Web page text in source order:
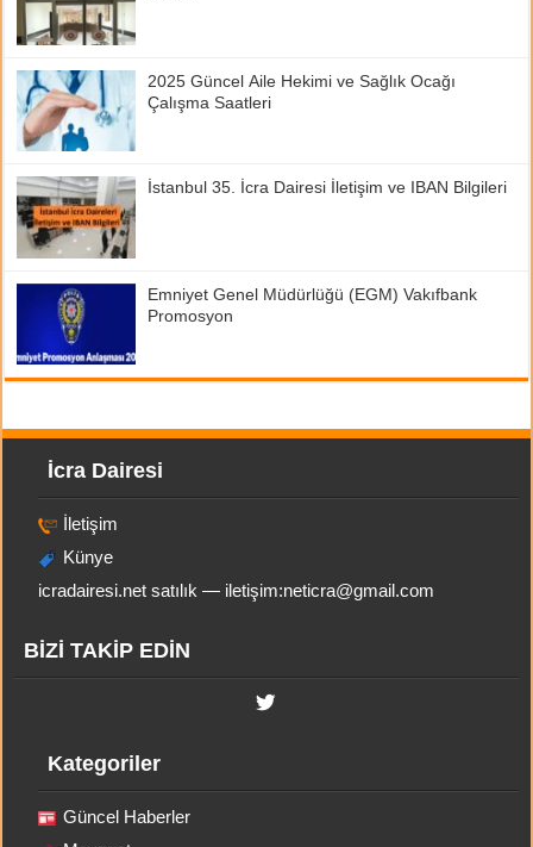
2025 Güncel Aile Hekimi ve Sağlık Ocağı
Çalışma Saatleri
İstanbul 35. İcra Dairesi İletişim ve IBAN Bilgileri
Emniyet Genel Müdürlüğü (EGM) Vakıfbank
Promosyon
İcra Dairesi
İletişim
Künye
icradairesi.net satılık — iletişim:neticra@gmail.com
BİZİ TAKİP EDİN
Kategoriler
Güncel Haberler